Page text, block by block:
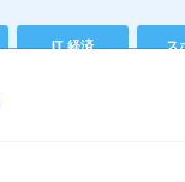
IT 経済 ス